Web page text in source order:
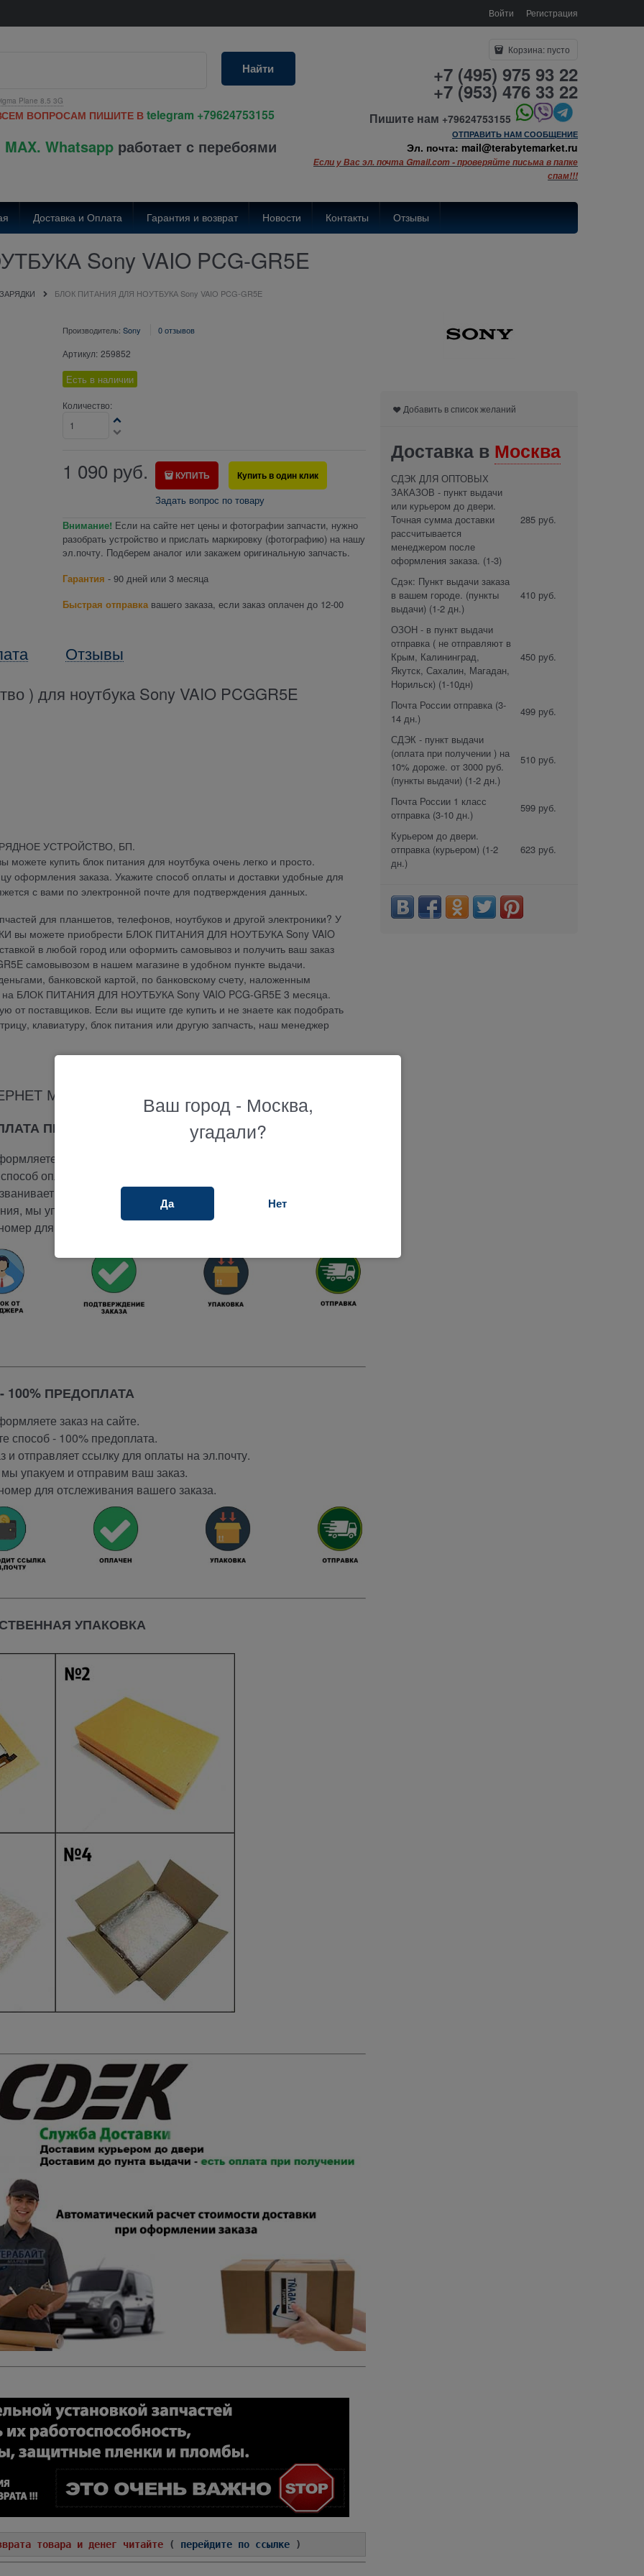
Войти Регистрация
Plane 8.5 3G
Найти
ВОПРОСАМ ПИШИТЕ В telegram +79624753155
Whatsapp работает с перебоями
Корзина: пусто
+7 (495) 975 93 22
+7 (953) 476 33 22
Пишите нам +79624753155
ОТПРАВИТЬ НАМ СООБЩЕНИЕ
Эл. почта: mail@terabytemarket.ru
Если у Вас эл. почта Gmail.com - проверяйте письма в папке
спам!!!
Доставка и Оплата Гарантия и возврат Новости Контакты Отзывы
Sony VAIO PCG-GR5E
БЛОК ПИТАНИЯ ДЛЯ НОУТБУКА Sony VAIO PCG-GR5E
Производитель: Sony 0 отзывов
Артикул: 259852
Есть в наличии
Количество:
1 090 руб. КУПИТЬ Купить в один клик
Задать вопрос по товару
Внимание! Если на сайте нет цены и фотографии запчасти, нужно
разобрать устройство и прислать маркировку (фотографию) на нашу
эл.почту. Подберем аналог или закажем оригинальную запчасть.
Гарантия - 90 дней или 3 месяца
Быстрая отправкавашего заказа, если заказ оплачен до 12-00
Отзывы
) для ноутбука Sony VAIO PCGGR5E
УСТРОЙСТВО, БП.
купить блок питания для ноутбука очень легко и просто.
оформления заказа. Укажите способ оплаты и доставки удобные для
с вами по электронной почте для подтверждения данных.
для планшетов, телефонов, ноутбуков и другой электроники? У
вы можете приобрести БЛОК ПИТАНИЯ ДЛЯ НОУТБУКА Sony VAIO
в любой город или оформить самовывоз и получить ваш заказ
самовывозом в нашем магазине в удобном пункте выдачи.
банковской картой, по банковскому счету, наложенным
на БЛОК ПИТАНИЯ ДЛЯ НОУТБУКА Sony VAIO PCG-GR5E 3 месяца.
поставщиков. Если вы ищите где купить и не знаете как подобрать
клавиатуру, блок питания или другую запчасть, наш менеджер
МАГАЗИНА ТЕРАБАЙТ МАРКЕТ
ПРИ ПОЛУЧЕНИИ
заказ на сайте.
оплаты -
вам и подтверждает заказ.
мы упакуем и отправим ваш заказ.
для отслеживания вашего заказа.
100% ПРЕДОПЛАТА
заказ на сайте.
способ - 100% предоплата.
и отправляет ссылку для оплаты на эл.почту.
упакуем и отправим ваш заказ.
для отслеживания вашего заказа.
УПАКОВКА
товара и денег читайте( перейдите по ссылке)
Добавить в список желаний
Доставка в Москва
СДЭК ДЛЯ ОПТОВЫХ
ЗАКАЗОВ - пункт выдачи
или курьером до двери.
Точная сумма доставки
рассчитывается
менеджером после
оформления заказа. (1-3)
285 руб.
Сдэк: Пункт выдачи заказа
в вашем городе. (пункты
выдачи) (1-2 дн.)
410 руб.
ОЗОН - в пункт выдачи
отправка ( не отправляют в
Крым, Калининград,
Якутск, Сахалин, Магадан,
Норильск) (1-10дн)
450 руб.
Почта России отправка (3-
14 дн.)
499 руб.
СДЭК - пункт выдачи
(оплата при получении ) на
10% дороже. от 3000 руб.
(пункты выдачи) (1-2 дн.)
510 руб.
Почта России 1 класс
отправка (3-10 дн.)
599 руб.
Курьером до двери.
отправка (курьером) (1-2
дн.)
623 руб.
Ваш город - Москва,
угадали?
Да Нет